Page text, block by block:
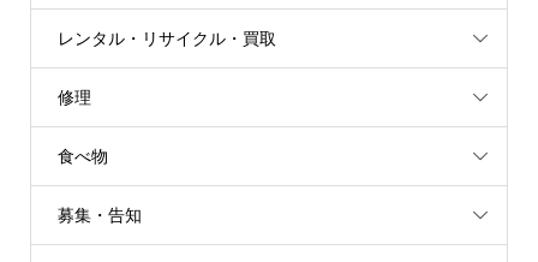
レンタル・リサイクル・買取
修理
食べ物
募集・告知